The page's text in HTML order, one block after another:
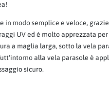
in modo semplice e veloce,
UV ed è molto apprezzata
a maglia larga, sotto la vela
alla vela parasole è
sicuro.